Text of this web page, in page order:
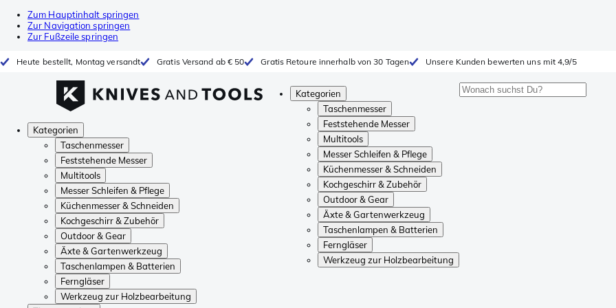
Zum Hauptinhalt springen
Zur Navigation springen
Zur Fußzeile springen
Heute bestellt, Montag versandt Gratis Versand ab € 50 Gratis Retoure innerhalb von 30 Tagen Unsere Kunden bewerten uns mit 4,9/5
Kategorien
Taschenmesser
Feststehende Messer
Multitools
Messer Schleifen & Pflege
Küchenmesser & Schneiden
Kochgeschirr & Zubehör
Outdoor & Gear
Äxte & Gartenwerkzeug
Taschenlampen & Batterien
Ferngläser
Werkzeug zur Holzbearbeitung
Kategorien
Taschenmesser
Feststehende Messer
Multitools
Messer Schleifen & Pflege
Küchenmesser & Schneiden
Kochgeschirr & Zubehör
Outdoor & Gear
Äxte & Gartenwerkzeug
Taschenlampen & Batterien
Ferngläser
Werkzeug zur Holzbearbeitung